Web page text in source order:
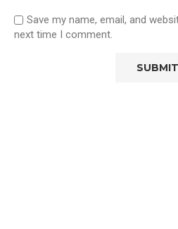
Save my name, email, and
next time I comment.